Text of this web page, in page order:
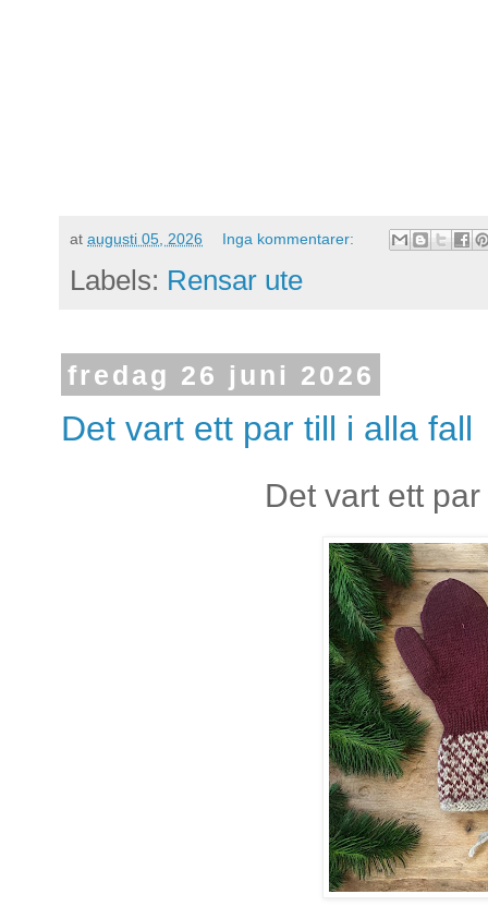
at augusti 05, 2026 Inga kommentarer:
Labels: Rensar ute
fredag 26 juni 2026
Det vart ett par till i alla fall
Det vart ett